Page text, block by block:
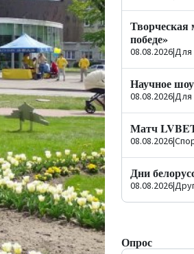
Творческая
победе»
08.08.2026|Для
Научное
08.08.2026|Для
Матч
08.08.2026|
Дни
08.08.2026|
Опрос